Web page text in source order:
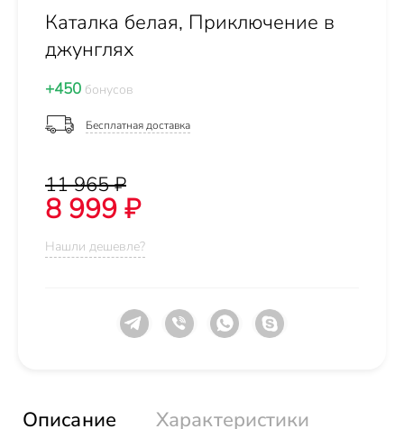
Каталка белая, Приключение в
джунглях
+450 бонусов
Бесплатная доставка
11 965 ₽
8 999 ₽
Нашли дешевле?
Описание
Характеристики